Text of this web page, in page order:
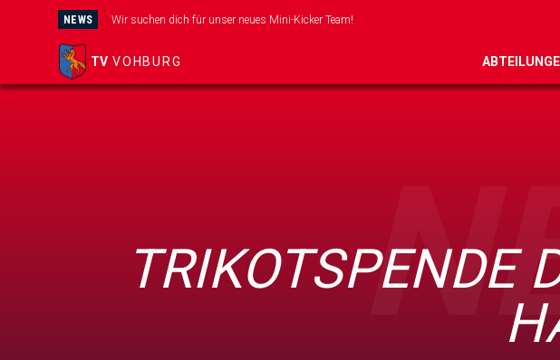
NEWS Wir suchen dich für unser neues Mini-Kicker Team!
TV VOHBURG
TRIKOTSPENDE